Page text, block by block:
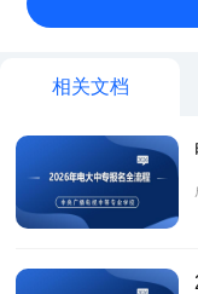
相关文档